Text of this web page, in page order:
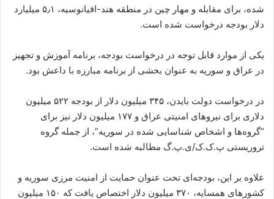
شده، برای مقابله و مهار چین در منطقه هند-اقیانوسیه، ۵٫۱ میلیارد
دلار بودجه درخواست شده است.
یکی از موارد قابل توجه در درخواست بودجه، برنامه آموزش و تجهیز
در عراق و سوریه به عنوان بخشی از برنامه مبارزه با داعش بود.
در درخواست دولت بایدن، ۳۴۵ میلیون دلار از بودجه ۵۲۲ میلیون
دلاری برای نیروهای امنیتی عراق و ۱۷۷ میلیون دلار نیز برای
“گروه‌ها و اشخاص شناسایی شده در سوریه”، از جمله گروه
تروریستی پ.ک.ک/ی.پ.گ مطالبه شده است.
علاوه بر این، بودجه‌ای تحت عنوان حمایت از امنیت مرزی سوریه و
کشورهای همسایه، ۳۷۰ میلیون دلار اختصاص یافت که ۱۵۰ میلیون